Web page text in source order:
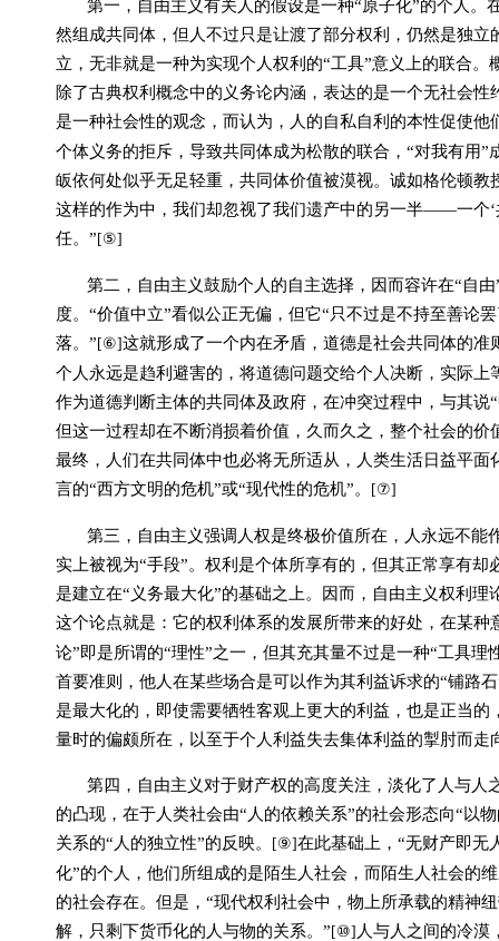
第一，自由主义有关人的假设是一种“原子化”的个人
然组成共同体，但人不过只是让渡了部分权利，仍然是独立
立，无非就是一种为实现个人权利的“工具”意义上的联合。
除了古典权利概念中的义务论内涵，表达的是一个无社会
是一种社会性的观念，而认为，人的自私自利的本性促使
个体义务的拒斥，导致共同体成为松散的联合，“对我有用
皈依何处似乎无足轻重，共同体价值被漠视。诚如格伦顿
这样的作为中，我们却忽视了我们遗产中的另一半——一个
任。” [⑤]
第二，自由主义鼓励个人的自主选择，因而容许在“自
度。“价值中立”看似公正无偏，但它“只不过是不持至善论
落。” [⑥]这就形成了一个内在矛盾，道德是社会共同体的
个人永远是趋利避害的，将道德问题交给个人决断，实际
作为道德判断主体的共同体及政府，在冲突过程中，与其
但这一过程却在不断消损着价值，久而久之，整个社会的
最终，人们在共同体中也必将无所适从，人类生活日益平
言的“西方文明的危机”或“现代性的危机”。
[⑦]
第三，自由主义强调人权是终极价值所在，人永远不
实上被视为“手段”。权利是个体所享有的，但其正常享有
是建立在“义务最大化”的基础之上。因而，自由主义权利
这个论点就是：它的权利体系的发展所带来的好处，在某
论”即是所谓的“理性”之一，但其充其量不过是一种“工具
首要准则，他人在某些场合是可以作为其利益诉求的“铺路
是最大化的，即使需要牺牲客观上更大的利益，也是正当
量时的偏颇所在，以至于个人利益失去集体利益的掣肘而
第四，自由主义对于财产权的高度关注，淡化了人与
的凸现，在于人类社会由“人的依赖关系”的社会形态向“以
关系的“人的独立性”的反映。
[⑨]在此基础上，“无财产即无
化”的个人，他们所组成的是陌生人社会，而陌生人社会的
的社会存在。但是，“现代权利社会中，物上所承载的精神
解，只剩下货币化的人与物的关系。” [⑩] 人与人之间的冷漠